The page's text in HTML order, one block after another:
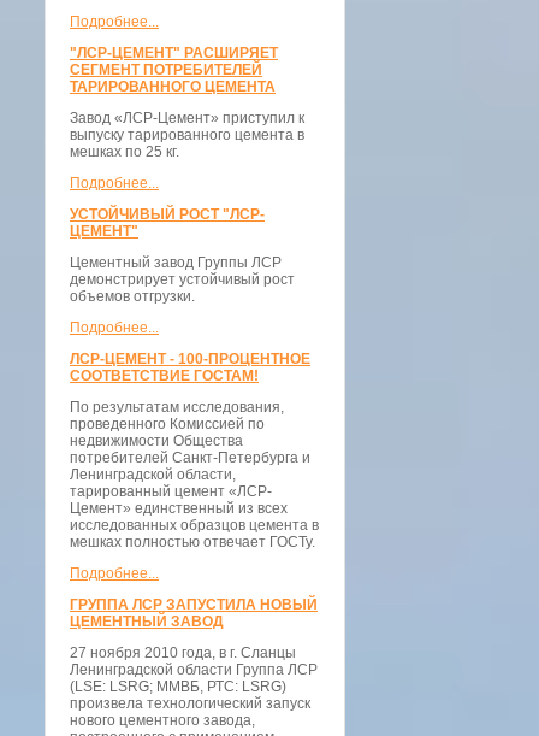
Подробнее...
"ЛСР-ЦЕМЕНТ" РАСШИРЯЕТ
СЕГМЕНТ ПОТРЕБИТЕЛЕЙ
ТАРИРОВАННОГО ЦЕМЕНТА
Завод «ЛСР-Цемент» приступил к
выпуску тарированного цемента в
мешках по 25 кг.
Подробнее...
УСТОЙЧИВЫЙ РОСТ "ЛСР-
ЦЕМЕНТ"
Цементный завод Группы ЛСР
демонстрирует устойчивый рост
объемов отгрузки.
Подробнее...
ЛСР-ЦЕМЕНТ - 100-ПРОЦЕНТНОЕ
СООТВЕТСТВИЕ ГОСТАМ!
По результатам исследования,
проведенного Комиссией по
недвижимости Общества
потребителей Санкт-Петербурга и
Ленинградской области,
тарированный цемент «ЛСР-
Цемент» единственный из всех
исследованных образцов цемента в
мешках полностью отвечает ГОСТу.
Подробнее...
ГРУППА ЛСР ЗАПУСТИЛА НОВЫЙ
ЦЕМЕНТНЫЙ ЗАВОД
27 ноября 2010 года, в г. Сланцы
Ленинградской области Группа ЛСР
(LSE: LSRG; ММВБ, РТС: LSRG)
произвела технологический запуск
нового цементного завода,